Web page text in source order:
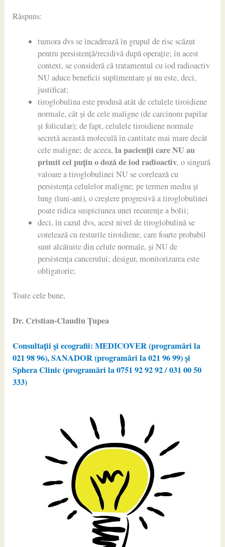
Răspuns:
tumora dvs se încadrează în grupul de risc scăzut
pentru persistență/recidivă după operație; în acest
context, se consideră că tratamentul cu iod radioactiv
NU aduce beneficii suplimentare și nu este, deci,
justificat;
tiroglobulina este produsă atât de celulele tiroidiene
normale, cât și de cele maligne (de carcinom papilar
și folicular); de fapt, celulele tiroidiene normale
secretă această moleculă în cantitate mai mare decât
cele maligne; de aceea, la pacienții care NU au
primit cel puțin o doză de iod radioactiv, o singură
valoare a tiroglobulinei NU se corelează cu
persistența celulelor maligne; pe termen mediu și
lung (luni-ani), o creștere progresivă a tiroglobulinei
poate ridica suspiciunea unei recurențe a bolii;
deci, în cazul dvs, acest nivel de tiroglobulină se
corelează cu resturile tiroidiene, care foarte probabil
sunt alcătuite din celule normale, și NU de
persistența cancerului; desigur, monitorizarea este
obligatorie;
Toate cele bune,
Dr. Cristian-Claudiu Ţupea
Consultații și ecografii: MEDICOVER (programări la
021 98 96), SANADOR (programări la 021 96 99) și
Sphera Clinic (programări la 0751 92 92 92 / 031 00 50
333)